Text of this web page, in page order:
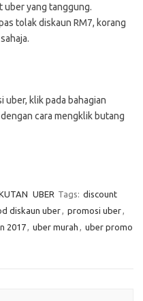
uber yang tanggung.
tolak diskaun RM7, korang
uber, klik pada bahagian
cara mengklik butang
UBER Tags: discount
diskaun uber, promosi uber,
2017, uber murah , uber promo